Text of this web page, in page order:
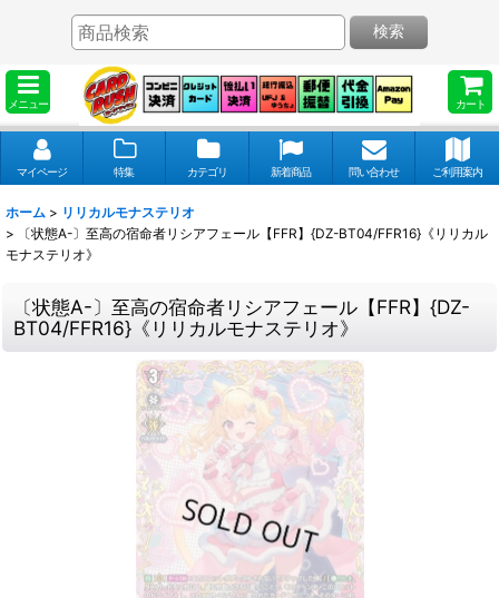
メニュー カート
検索
マイページ 特集 カテゴリ 新着商品 問い合わせ ご利用案内
ホーム > リリカルモナステリオ
>
〔状態A-〕至高の宿命者リシアフェール【FFR】{DZ-BT04/FFR16}《リリカル
モナステリオ》
〔状態A-〕至高の宿命者リシアフェール【FFR】{DZ-
BT04/FFR16}《リリカルモナステリオ》